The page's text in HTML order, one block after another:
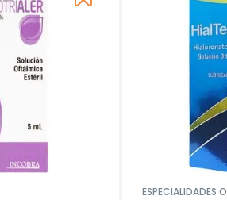
ESPECIALIDADES